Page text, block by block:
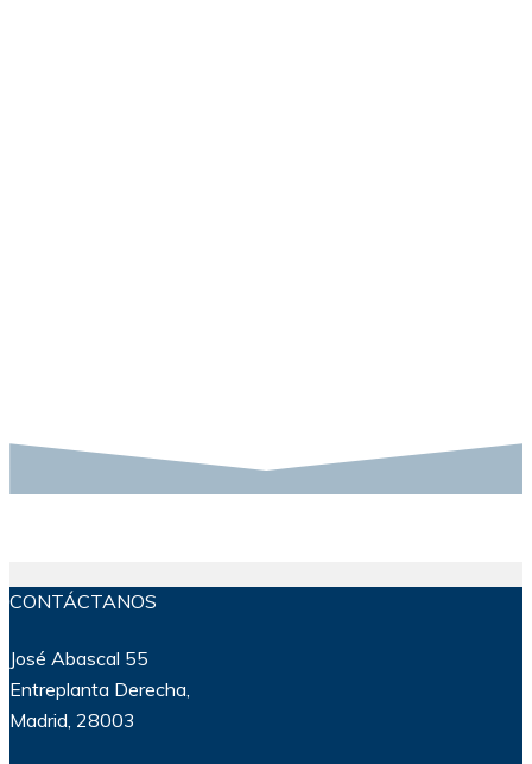
CONTÁCTANOS
José Abascal 55
Entreplanta Derecha,
Madrid, 28003